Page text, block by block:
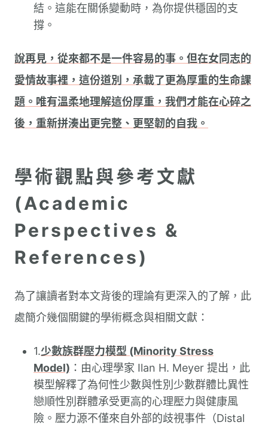
結。這能在關係變動時，為你提供穩固的支
撐。
說再見，從來都不是一件容易的事。但在女同志的
愛情故事裡，這份道別，承載了更為厚重的生命課
題。唯有溫柔地理解這份厚重，我們才能在心碎之
後，重新拼湊出更完整、更堅韌的自我。
學術觀點與參考文獻
(Academic
Perspectives &
References)
為了讓讀者對本文背後的理論有更深入的了解，此
處簡介幾個關鍵的學術概念與相關文獻：
1.少數族群壓力模型 (Minority Stress
Model) ：由心理學家 Ilan H. Meyer 提出，此
模型解釋了為何性少數與性別少數群體比異性
戀順性別群體承受更高的心理壓力與健康風
險。壓力源不僅來自外部的歧視事件（Distal